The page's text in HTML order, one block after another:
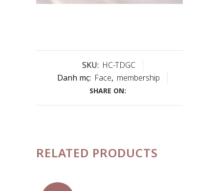
SKU: HC-TDGC
Danh mục: Face, membership
SHARE ON:
RELATED PRODUCTS